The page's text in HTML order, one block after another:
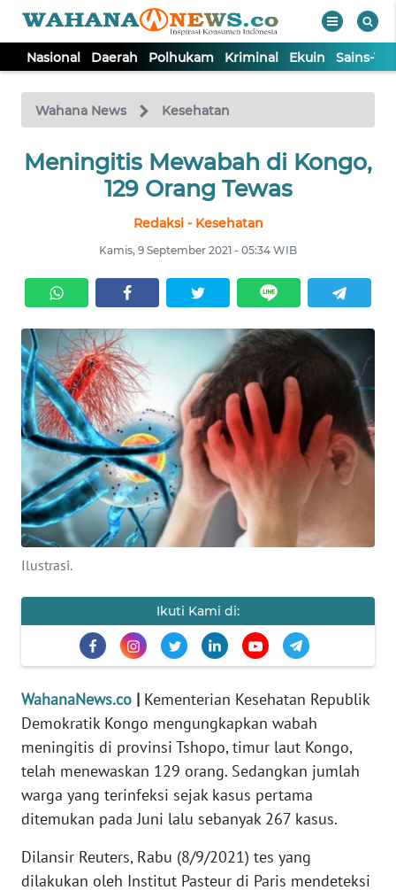
Nasional Daerah Polhukam Kriminal Ekuin Sains-
Wahana News Kesehatan
Meningitis Mewabah di Kongo,
129 Orang Tewas
Redaksi - Kesehatan
Kamis, 9 September 2021 - 05:34 WIB
Ilustrasi.
Ikuti Kami di:
WahanaNews.co | Kementerian Kesehatan Republik
Demokratik Kongo mengungkapkan wabah
meningitis di provinsi Tshopo, timur laut Kongo,
telah menewaskan 129 orang. Sedangkan jumlah
warga yang terinfeksi sejak kasus pertama
ditemukan pada Juni lalu sebanyak 267 kasus.
Dilansir Reuters, Rabu (8/9/2021) tes yang
dilakukan oleh Institut Pasteur di Paris mendeteksi
TV
Tutup
NASIONAL
KRIMINAL
EKUIN
SAINS-TEKNO
KESEHATAN
INTERNASIONAL
OLAHRAGA
OPINI
EDITORIAL
Informasi
BERITA